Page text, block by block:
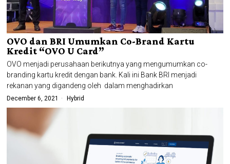
OVO dan BRI Umumkan Co-Brand Kartu
Kredit “OVO U Card”
OVO menjadi perusahaan berikutnya yang mengumumkan co-
branding kartu kredit dengan bank. Kali ini Bank BRI menjadi
rekanan yang digandeng oleh dalam menghadirkan
December 6, 2021 Hybrid